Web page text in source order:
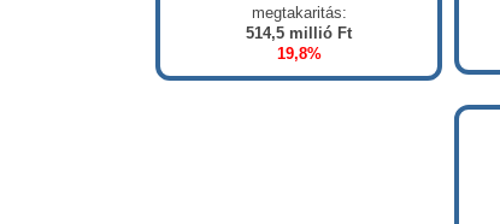
megtakaritás:
514,5 millió Ft
19,8%